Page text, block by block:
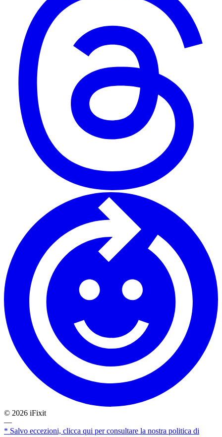
© 2026 iFixit
—
* Salvo eccezioni, clicca qui per consultare la nostra politica di